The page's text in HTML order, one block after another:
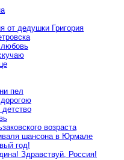
от дедушки Григория
пел
возраста
шансона в Юрмале
год!
Здравствуй, Россия!